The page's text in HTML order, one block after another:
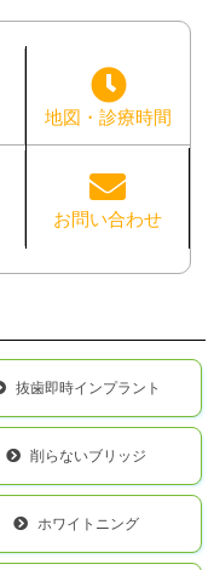
地図・診療時間
お問い合わせ
抜歯即時インプラント
削らないブリッジ
ホワイトニング